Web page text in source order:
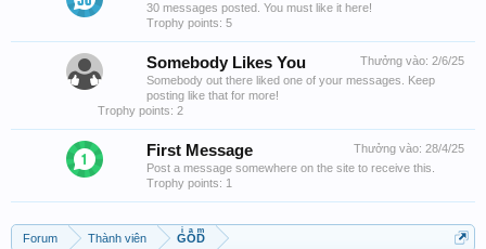
30 messages posted. You must like it here!
Trophy points: 5
Thưởng vào: 2/6/25
Somebody Likes You
Somebody out there liked one of your messages. Keep
posting like that for more!
Trophy points: 2
Thưởng vào: 28/4/25
First Message
Post a message somewhere on the site to receive this.
Trophy points: 1
Forum Thành viên GͥOͣDͫ